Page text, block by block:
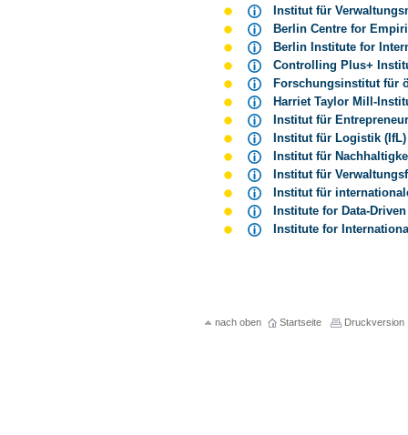
Institut für
Berlin Centre for
Berlin Institute for
Controlling Plus+
Forschungsinstitut für
Harriet Taylor Mill-
Institut für
Institut für Logistik
Institut für
Institut für
Institut für
Institute for Data-
Institute for
nach oben Startseite Druckversion